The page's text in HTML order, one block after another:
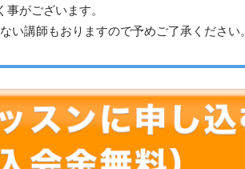
がございます。
い講師もおりますので予めご了承ください。